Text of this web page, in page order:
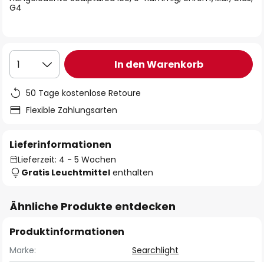
G4
1 In den Warenkorb
50 Tage kostenlose Retoure
Flexible Zahlungsarten
Lieferinformationen
Lieferzeit: 4 - 5 Wochen
Gratis Leuchtmittel enthalten
Ähnliche Produkte entdecken
Produktinformationen
Marke:
Searchlight